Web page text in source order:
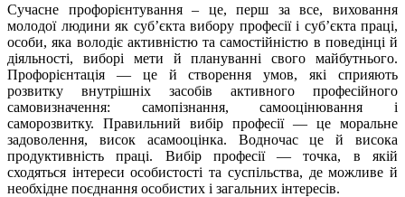
Сучасне профорієнтування – це, перш за все, виховання
молодої людини як суб’єкта вибору професії і суб’єкта праці,
особи, яка володіє активністю та самостійністю в поведінці й
діяльності, виборі мети й плануванні свого майбутнього.
Профорієнтація — це й створення умов, які сприяють
розвитку внутрішніх засобів активного професійного
самовизначення: самопізнання, самооцінювання і
саморозвитку. Правильний вибір професії — це моральне
задоволення, висок асамооцінка. Водночас це й висока
продуктивність праці. Вибір професії — точка, в якій
сходяться інтереси особистості та суспільства, де можливе й
необхідне поєднання особистих і загальних інтересів.